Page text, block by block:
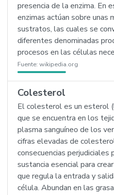
presencia de la enzima. En
enzimas actúan sobre unas
sustratos, las cuales se
diferentes denominadas
procesos en las células
Fuente: wikipedia.org
Colesterol
El colesterol es un esterol
que se encuentra en los
plasma sanguíneo de los
cifras elevadas de
consecuencias perjudiciales
sustancia esencial para
que regula la entrada y
célula. Abundan en las